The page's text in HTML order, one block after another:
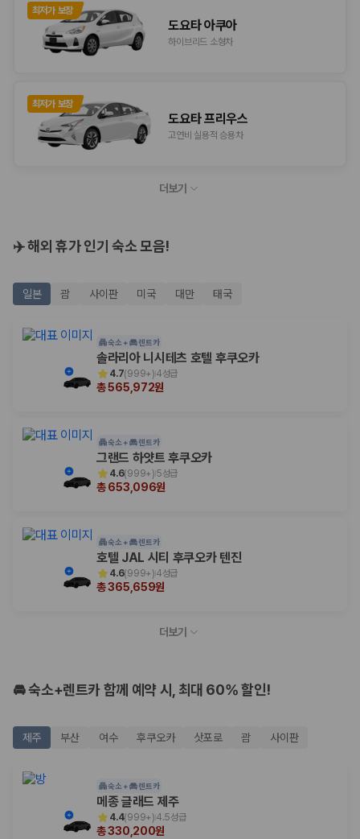
최저가 보장
도요타 아쿠아
하이브리드 소형차
최저가 보장
도요타 프리우스
고연비 실용적 승용차
더보기
✈️ 해외 휴가 인기 숙소 모음!
일본 괌 사이판 미국 대만 태국
숙소 + 렌트카
솔라리아 니시테츠 호텔 후쿠오카
4.7(999+)4성급
총 565,972원
숙소 + 렌트카
그랜드 하얏트 후쿠오카
4.6(999+)5성급
총 653,096원
숙소 + 렌트카
호텔 JAL 시티 후쿠오카 텐진
4.6(999+)4성급
총 365,659원
더보기
🚘 숙소+렌트카 함께 예약 시, 최대 60% 할인!
제주 부산 여수 후쿠오카 삿포로 괌 사이판
숙소 + 렌트카
메종 글래드 제주
4.4(999+)4.5성급
총 330,200원